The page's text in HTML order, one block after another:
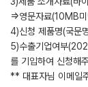
=>영문자료(10MB
4)신청 제품명(국문
5)수출기업여부
를 기입하여 신청해
** 대표자님 이메일